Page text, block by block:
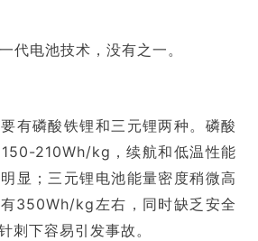
代电池技术，没有之一。
有磷酸铁锂和三元锂两种。磷酸
210Wh/kg，续航和低温性能
显；三元锂电池能量密度稍微高
350Wh/kg左右，同时缺乏安全
刺下容易引发事故。